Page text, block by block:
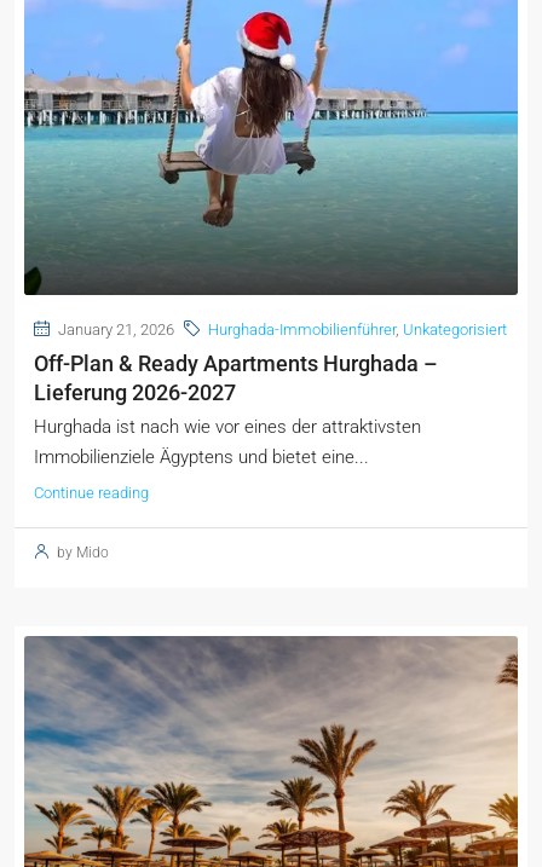
January 21, 2026 Hurghada-Immobilienführer, Unkategorisiert
Off-Plan & Ready Apartments Hurghada –
Lieferung 2026-2027
Hurghada ist nach wie vor eines der attraktivsten
Immobilienziele Ägyptens und bietet eine...
Continue reading
by Mido